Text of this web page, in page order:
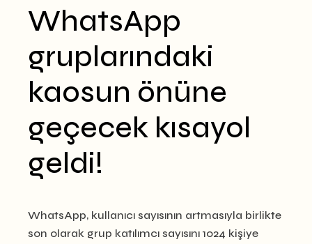
WhatsApp
gruplarındaki
kaosun önüne
geçecek kısayol
geldi!
WhatsApp, kullanıcı sayısının artmasıyla birlikte
son olarak grup katılımcı sayısını 1024 kişiye